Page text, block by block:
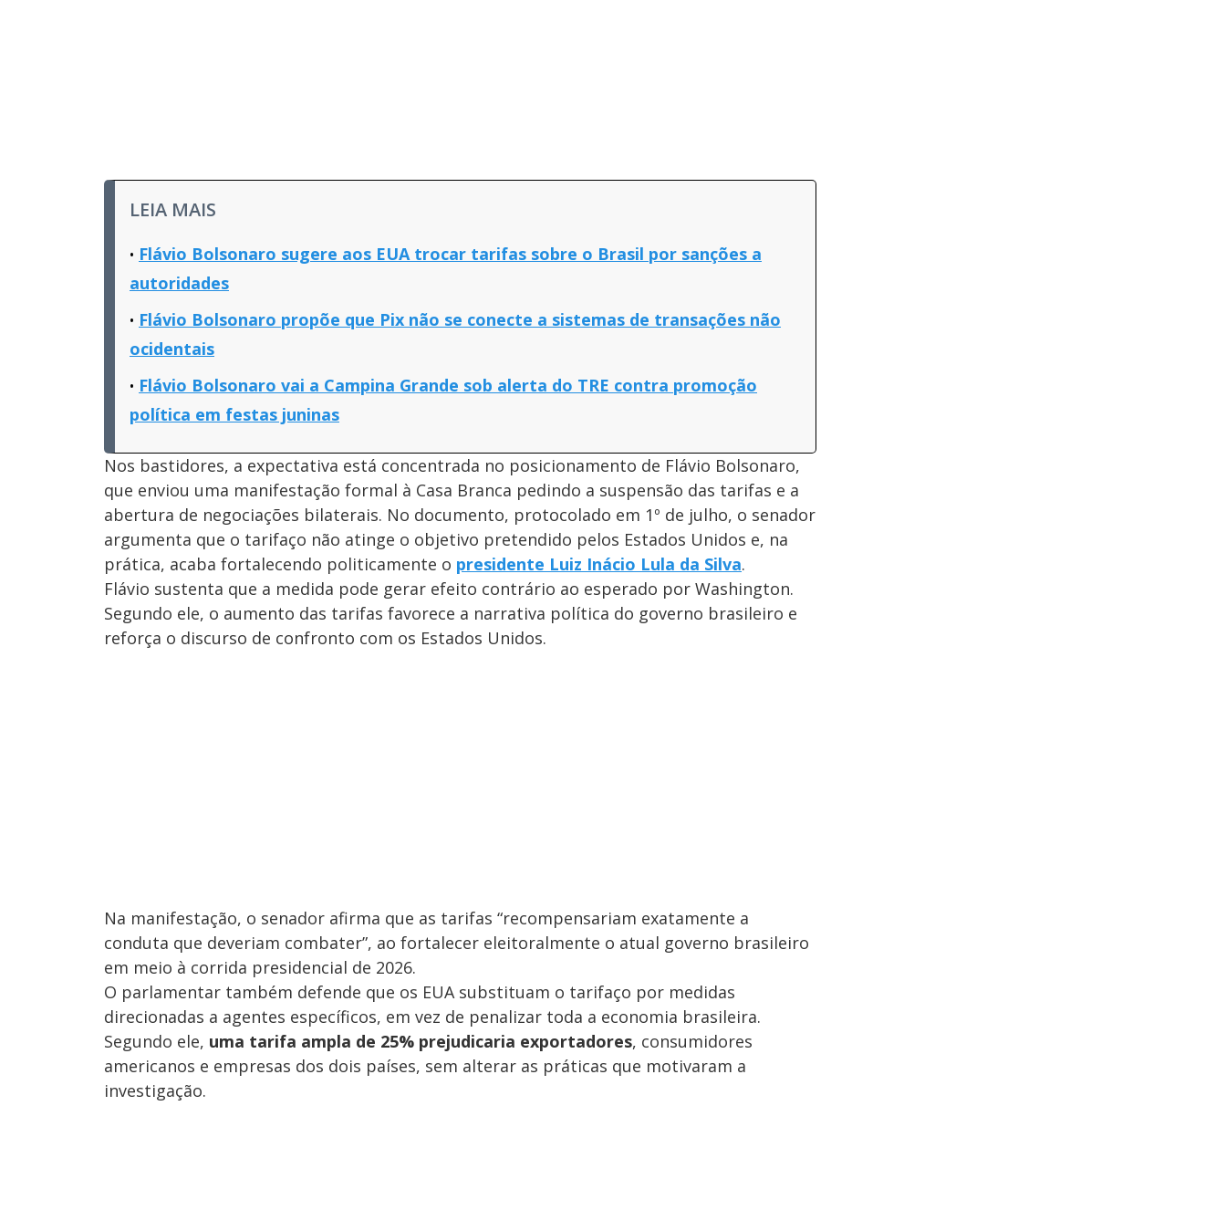
LEIA MAIS
Flávio Bolsonaro sugere aos EUA trocar tarifas sobre o Brasil por sanções a
autoridades
Flávio Bolsonaro propõe que Pix não se conecte a sistemas de transações não
ocidentais
Flávio Bolsonaro vai a Campina Grande sob alerta do TRE contra promoção
política em festas juninas
Nos bastidores, a expectativa está concentrada no posicionamento de Flávio Bolsonaro,
que enviou uma manifestação formal à Casa Branca pedindo a suspensão das tarifas e a
abertura de negociações bilaterais. No documento, protocolado em 1º de julho, o senador
argumenta que o tarifaço não atinge o objetivo pretendido pelos Estados Unidos e, na
prática, acaba fortalecendo politicamente o presidente Luiz Inácio Lula da Silva.
Flávio sustenta que a medida pode gerar efeito contrário ao esperado por Washington.
Segundo ele, o aumento das tarifas favorece a narrativa política do governo brasileiro e
reforça o discurso de confronto com os Estados Unidos.
Na manifestação, o senador afirma que as tarifas “recompensariam exatamente a
conduta que deveriam combater”, ao fortalecer eleitoralmente o atual governo brasileiro
em meio à corrida presidencial de 2026.
O parlamentar também defende que os EUA substituam o tarifaço por medidas
direcionadas a agentes específicos, em vez de penalizar toda a economia brasileira.
Segundo ele, uma tarifa ampla de 25% prejudicaria exportadores, consumidores
americanos e empresas dos dois países, sem alterar as práticas que motivaram a
investigação.